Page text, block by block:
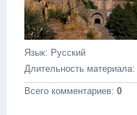
Язык: Русский
Длительность материала:
Всего комментариев: 0